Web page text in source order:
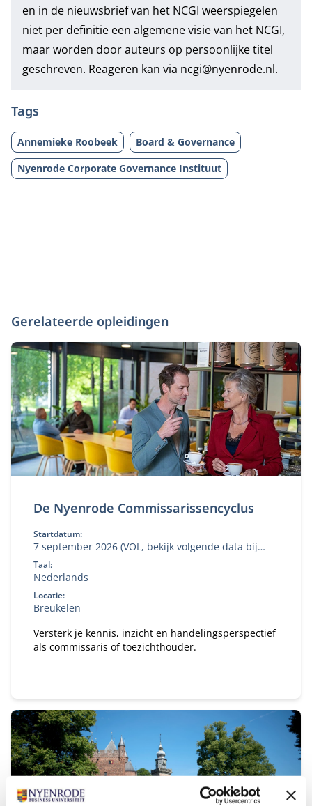
en in de nieuwsbrief van het NCGI weerspiegelen
niet per definitie een algemene visie van het NCGI,
maar worden door auteurs op persoonlijke titel
geschreven. Reageren kan via ncgi@nyenrode.nl.
Tags
Annemieke Roobeek
Board & Governance
Nyenrode Corporate Governance Instituut
Gerelateerde opleidingen
De Nyenrode Commissarissencyclus
Startdatum:
7 september 2026 (VOL, bekijk volgende data bij
'aanmelden')
Taal:
Nederlands
Locatie:
Breukelen
Versterk je kennis, inzicht en handelingsperspectief
als commissaris of toezichthouder.